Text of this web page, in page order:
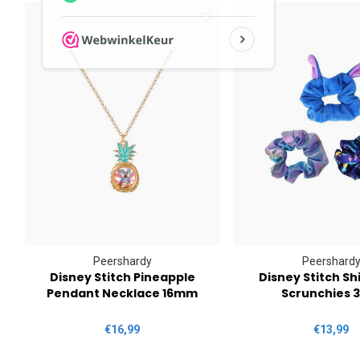
Peershardy
Disney Stitch Pineapple
Pendant Necklace 16mm
€16,99
Peershardy
Disney Stitch
Scrunchies
€13,99